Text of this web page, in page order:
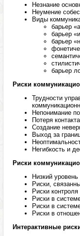
Незнание
Неумение
Виды
барьер
барьер
барьер
барьер
Риски
Трудности
Непонимание
Потеря контакта
Создание
Выход за
Негибкость и
Риски
Низкий
Риски,
Риски контроля
Риски в
Риски в
Риски в
Интерактивные